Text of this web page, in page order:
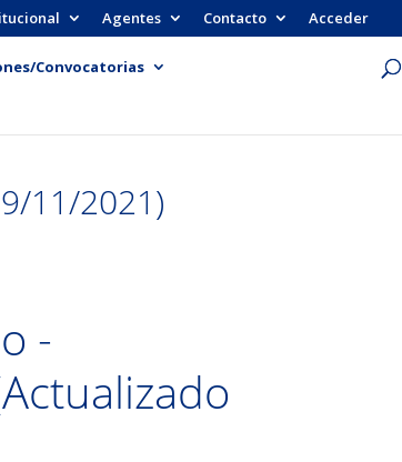
Agentes Contacto Acceder
Convocatorias
11/2021)
-